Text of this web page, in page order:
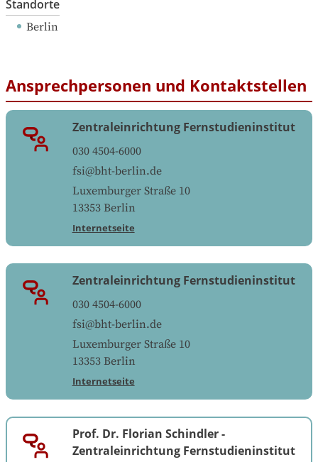
Standorte
Berlin
Ansprechpersonen und Kontaktstellen
Zentraleinrichtung Fernstudieninstitut
030 4504-6000
fsi@bht-berlin.de
Luxemburger Straße 10
13353 Berlin
Internetseite
Zentraleinrichtung Fernstudieninstitut
030 4504-6000
fsi@bht-berlin.de
Luxemburger Straße 10
13353 Berlin
Internetseite
Prof. Dr. Florian Schindler -
Zentraleinrichtung Fernstudieninstitut